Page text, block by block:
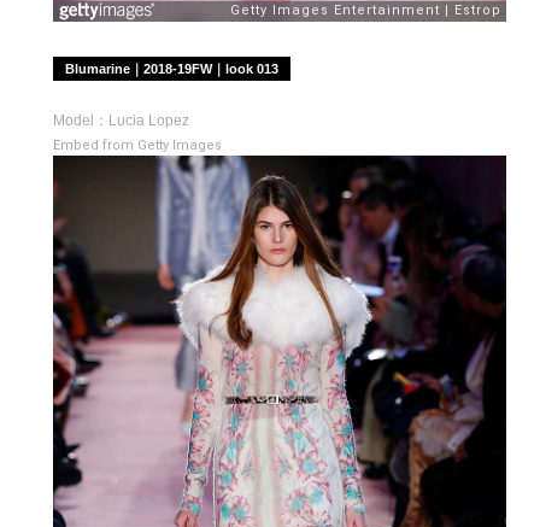
Blumarine｜2018-19FW｜look 013
Model：Lucia Lopez
Embed from Getty Images